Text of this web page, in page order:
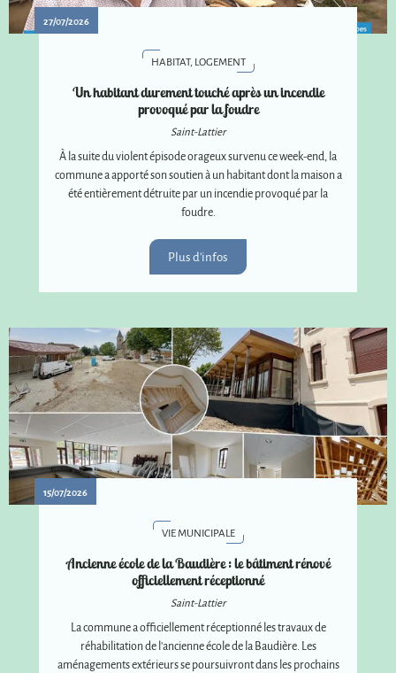
27/07/2026
HABITAT, LOGEMENT
Un habitant durement touché après un incendie
provoqué par la foudre
Saint-Lattier
À la suite du violent épisode orageux survenu ce week-end, la
commune a apporté son soutien à un habitant dont la maison a
été entièrement détruite par un incendie provoqué par la
foudre.
Plus d'infos
15/07/2026
VIE MUNICIPALE
Ancienne école de la Baudière : le bâtiment rénové
officiellement réceptionné
Saint-Lattier
La commune a officiellement réceptionné les travaux de
réhabilitation de l'ancienne école de la Baudière. Les
aménagements extérieurs se poursuivront dans les prochains